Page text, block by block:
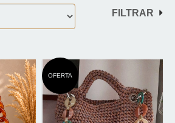
FILTRAR
OFERTA